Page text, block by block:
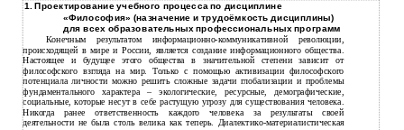
1. Проектирование учебного процесса по дисциплине
«Философия» (назначение и трудоёмкость дисциплины)
для всех образовательных профессиональных программ
Конечным результатом информационно-коммуникативной революции,
происходящей в мире и России, является создание информационного общества.
Настоящее и будущее этого общества в значительной степени зависит от
философского взгляда на мир. Только с помощью активизации философского
потенциала личности можно решить сложные задачи глобализации и проблемы
фундаментального характера – экологические, ресурсные, демографические,
социальные, которые несут в себе растущую угрозу для существования человека.
Никогда ранее ответственность каждого человека за результаты своей
деятельности не была столь велика как теперь. Диалектико-материалистическая